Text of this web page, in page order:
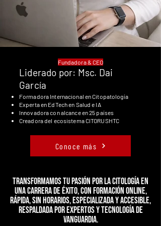
Fundadora & CEO
Liderado por: Msc. Dai
García
Formadora Internacional en Citopatología
Experta en EdTech en Salud e IA
Innovadora con alcance en 25 países
Creadora del ecosistema CITORUSHTC
Conoce más
Transformamos tu pasión por la citología en
una carrera de éxito, con formación online,
rápida, sin horarios, especializada y accesible,
respaldada por expertos y tecnología de
vanguardia.